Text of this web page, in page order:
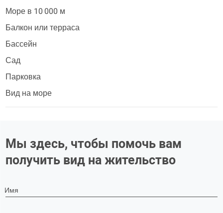
Море в 10 000 м
Балкон или терраса
Бассейн
Сад
Парковка
Вид на море
Мы здесь, чтобы помочь вам
получить вид на жительство
Имя